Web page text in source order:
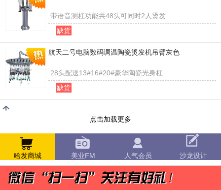
带语音测杠功能共48头可同时2人烫发
缺货
航天二号电脑数码调温陶瓷烫发机吊臂灰色
28头配送13#16#20#豪华陶瓷光身杠
缺货
点击加载更多
哈发商城 美业FM 人气会员 沙龙设计